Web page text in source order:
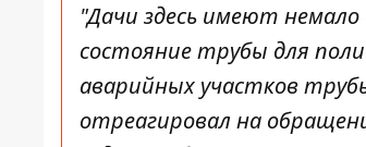
"Дачи здесь имеют
состояние трубы для
аварийных участков
отреагировал на